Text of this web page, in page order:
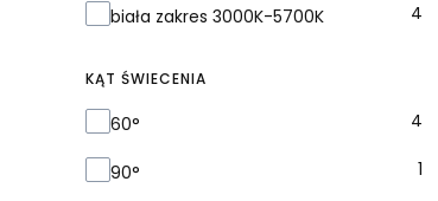
biała zakres 3000K-5700K 4
KĄT ŚWIECENIA
Kąt świecenia
60° 4
90° 1